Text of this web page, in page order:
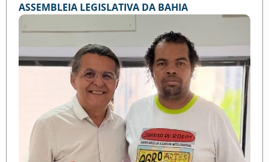
ASSEMBLEIA LEGISLATIVA DA BAHIA